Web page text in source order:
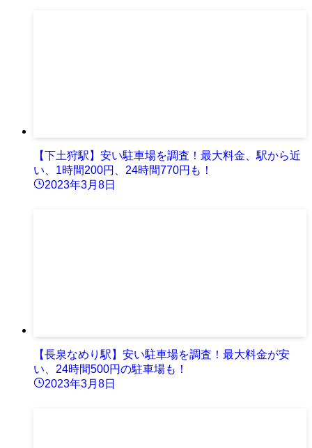
【下土狩駅】安い駐車場を調査！最大料金、駅から近
い、1時間200円、24時間770円も！
2023年3月8日
【長泉なめり駅】安い駐車場を調査！最大料金が安
い、24時間500円の駐車場も！
2023年3月8日